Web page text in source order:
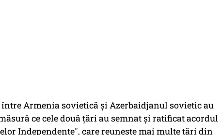
Armenia sovietică şi Azerbaidjanul sovietic au
ce cele două ţări au semnat şi ratificat acordul
Independente", care reuneşte mai multe ţări din